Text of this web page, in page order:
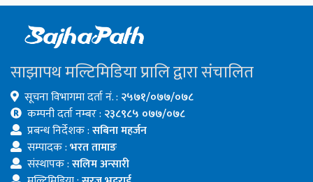
साझापथ मल्टिमिडिया प्रालि द्वारा संचालित
सूचना विभागमा दर्ता नं. : २५७१/०७७/०७८
कम्पनी दर्ता नम्बर : २३८९८५ ०७७/०७८
प्रबन्ध निर्देशक :सबिना महर्जन
सम्पादक :भरत तामाङ
संस्थापक :सलिम अन्सारी